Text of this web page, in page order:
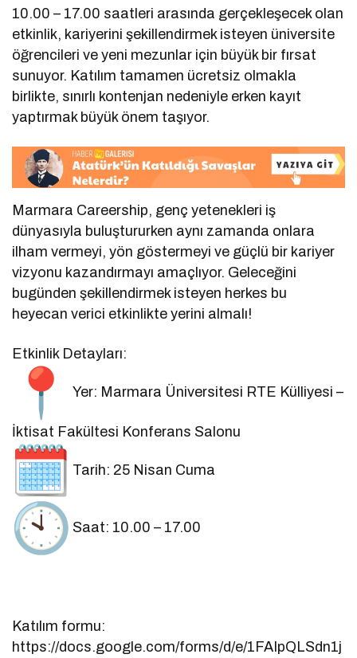
10.00 – 17.00 saatleri arasında gerçekleşecek olan
etkinlik, kariyerini şekillendirmek isteyen üniversite
öğrencileri ve yeni mezunlar için büyük bir fırsat
sunuyor. Katılım tamamen ücretsiz olmakla
birlikte, sınırlı kontenjan nedeniyle erken kayıt
yaptırmak büyük önem taşıyor.
Marmara Careership, genç yetenekleri iş
dünyasıyla buluştururken aynı zamanda onlara
ilham vermeyi, yön göstermeyi ve güçlü bir kariyer
vizyonu kazandırmayı amaçlıyor. Geleceğini
bugünden şekillendirmek isteyen herkes bu
heyecan verici etkinlikte yerini almalı!
Etkinlik Detayları:
Yer: Marmara Üniversitesi RTE Külliyesi –
İktisat Fakültesi Konferans Salonu
Tarih: 25 Nisan Cuma
Saat: 10.00 – 17.00
Katılım formu:
https://docs.google.com/forms/d/e/1FAIpQLSdn1j